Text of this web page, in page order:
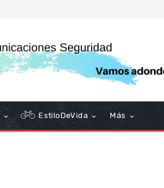
EstiloDeVida Más